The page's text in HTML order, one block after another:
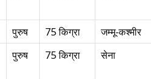
पुरुष 75 किग्रा
जम्मू-कश्मीर
पुरुष 75 किग्रा सेना